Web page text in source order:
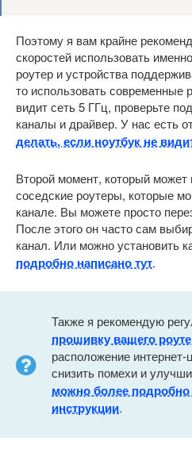
Поэтому я вам крайне
скоростей использовать
роутер и устройства
то использовать
видит сеть 5 ГГц, проверьте
каналы и драйвер. У нас есть
делать, если ноутбук не
Второй момент, который может
соседские роутеры, которые
канале. Вы можете просто
После этого он часто сам
канал. Или можно установить
подробно написано тут.
Также я рекомендую
прошивку вашего
расположение интернет-
снизить помехи и
можно более подробно
инструкции.